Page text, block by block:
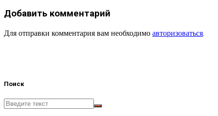
Добавить комментарий
Для отправки комментария вам необходимо авторизоваться
Поиск